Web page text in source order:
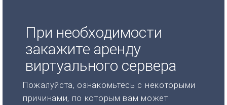
При необходимости
закажите аренду
виртуального сервера
Пожалуйста, ознакомьтесь с некоторыми
причинами, по которым вам может